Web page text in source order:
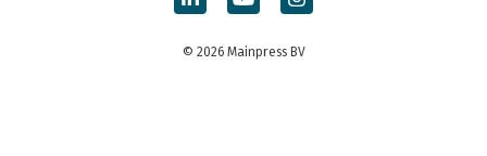
© 2026 Mainpress BV